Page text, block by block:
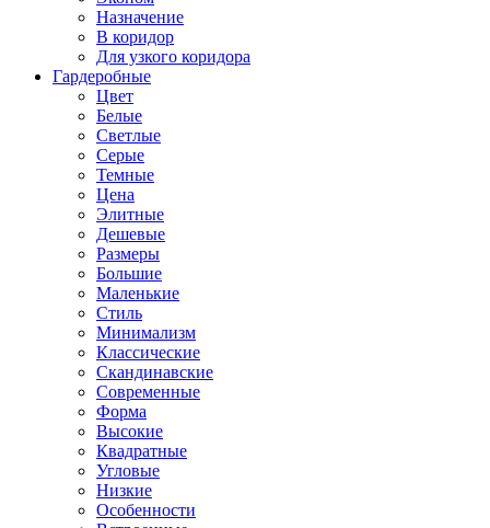
Назначение
В коридор
Для узкого коридора
Гардеробные
Цвет
Белые
Светлые
Серые
Темные
Цена
Элитные
Дешевые
Размеры
Большие
Маленькие
Стиль
Минимализм
Классические
Скандинавские
Современные
Форма
Высокие
Квадратные
Угловые
Низкие
Особенности